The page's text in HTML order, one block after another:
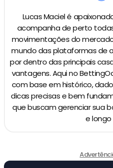
Lucas Maciel é
acompanha de perto
movimentações do
mundo das plataformas de
por dentro das principais
vantagens. Aqui no
com base em histórico,
dicas precisas e bem
que buscam gerenciar sua
e longo